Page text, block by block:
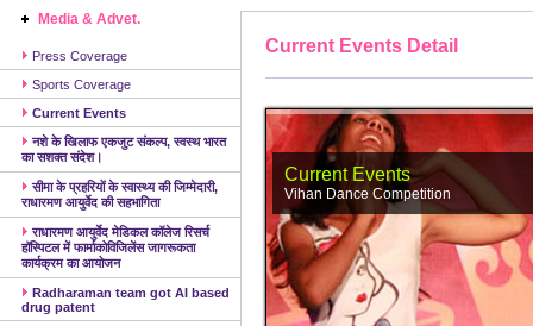
Media & Advet.
Press Coverage
Sports Coverage
Current Events
नशे के खिलाफ एकजुट संकल्प, स्वस्थ भारत
का सशक्त संदेश।
सीमा के प्रहरियों के स्वास्थ्य की जिम्मेदारी,
राधारमण आयुर्वेद की सहभागिता
राधारमण आयुर्वेद मेडिकल कॉलेज रिसर्च
हॉस्पिटल में फार्माकोविजिलेंस जागरूकता
कार्यक्रम का आयोजन
Radharaman team got AI based
drug patent
Current Events Detail
Current Events
Vihan Dance Competition